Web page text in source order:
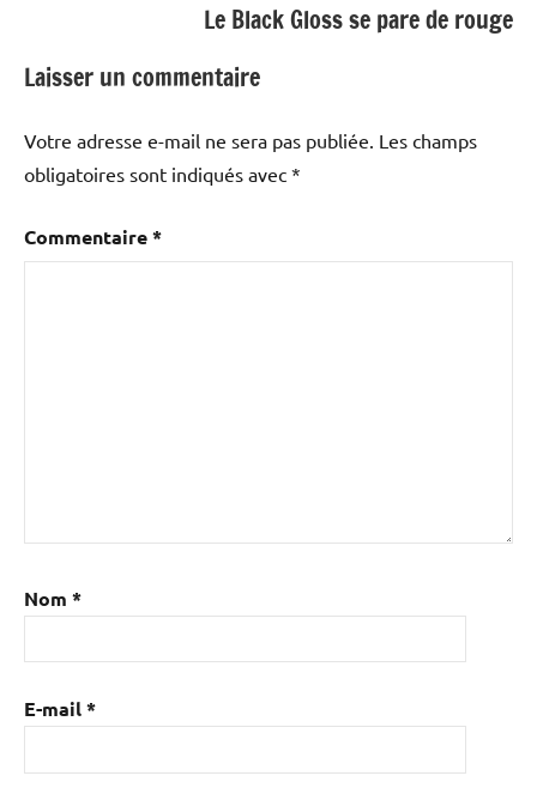
Le Black Gloss se pare de rouge
Laisser un commentaire
Votre adresse e-mail ne sera pas publiée. Les champs
obligatoires sont indiqués avec *
Commentaire*
Nom *
E-mail*